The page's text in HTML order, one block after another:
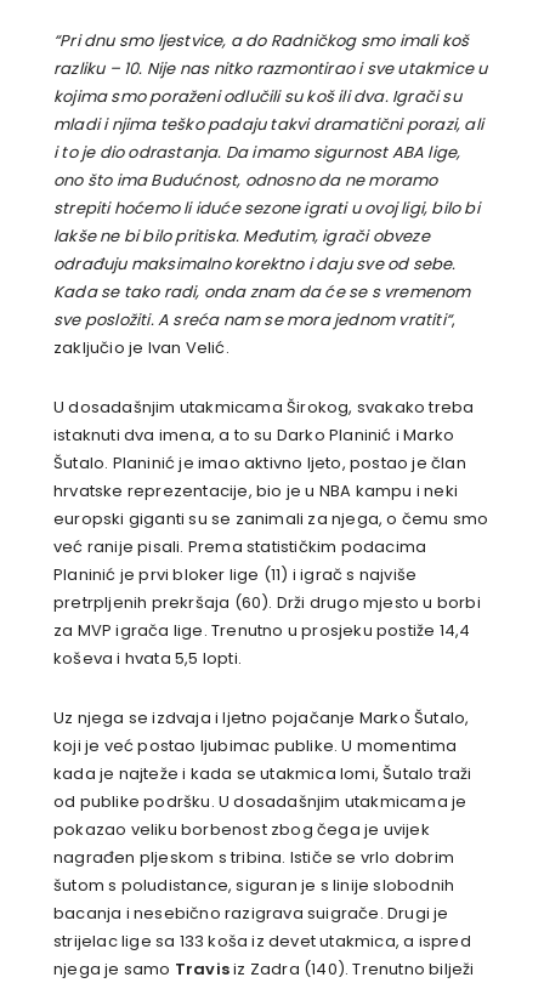
“Pri dnu smo ljestvice, a do Radničkog smo imali koš
razliku – 10. Nije nas nitko razmontirao i sve utakmice u
kojima smo poraženi odlučili su koš ili dva. Igrači su
mladi i njima teško padaju takvi dramatični porazi, ali
i to je dio odrastanja. Da imamo sigurnost ABA lige,
ono što ima Budućnost, odnosno da ne moramo
strepiti hoćemo li iduće sezone igrati u ovoj ligi, bilo bi
lakše ne bi bilo pritiska. Međutim, igrači obveze
odrađuju maksimalno korektno i daju sve od sebe.
Kada se tako radi, onda znam da će se s vremenom
sve posložiti. A sreća nam se mora jednom vratiti“,
zaključio je Ivan Velić.
U dosadašnjim utakmicama Širokog, svakako treba
istaknuti dva imena, a to su Darko Planinić i Marko
Šutalo. Planinić je imao aktivno ljeto, postao je član
hrvatske reprezentacije, bio je u NBA kampu i neki
europski giganti su se zanimali za njega, o čemu smo
već ranije pisali. Prema statističkim podacima
Planinić je prvi bloker lige (11) i igrač s najviše
pretrpljenih prekršaja (60). Drži drugo mjesto u borbi
za MVP igrača lige. Trenutno u prosjeku postiže 14,4
koševa i hvata 5,5 lopti.
Uz njega se izdvaja i ljetno pojačanje Marko Šutalo,
koji je već postao ljubimac publike. U momentima
kada je najteže i kada se utakmica lomi, Šutalo traži
od publike podršku. U dosadašnjim utakmicama je
pokazao veliku borbenost zbog čega je uvijek
nagrađen pljeskom s tribina. Ističe se vrlo dobrim
šutom s poludistance, siguran je s linije slobodnih
bacanja i nesebično razigrava suigrače. Drugi je
strijelac lige sa 133 koša iz devet utakmica, a ispred
njega je samo Travisiz Zadra (140). Trenutno bilježi